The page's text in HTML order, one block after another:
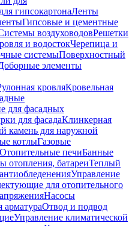
гипсокартонаЛенты
Гипсовые и цементные
воздуховодовРешетки
и водостокЧерепица и
системыПоверхностный
элементы
кровляКровельная
для фасадных
для фасадаКлинкерная
камень для наружной
котлыГазовые
Отопительные печиБанные
отопления, батареиТеплый
Управление
для отопительного
Насосы
арматураОтвод и подвод
Управление климатической